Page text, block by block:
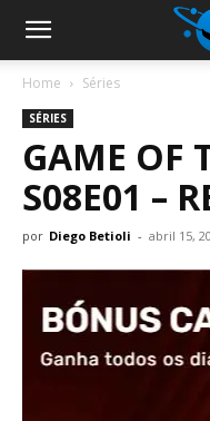
Home Séries
SÉRIES
GAME OF
S08E01 –
por Diego Betioli - abril 15,